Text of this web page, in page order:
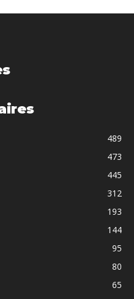
489
473
445
312
193
144
95
80
65